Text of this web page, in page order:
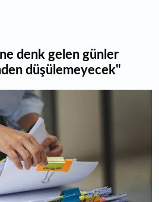
denk gelen günler
düşülemeyecek"